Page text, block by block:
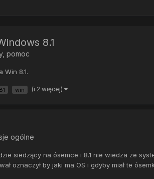
8.1
pomoc
Win 8.1.
81 win (i 2 więcej)
ogólne
siedzący na ósemce i 8.1 nie wiedza ze
oznaczył by jaki ma OS i gdyby miał te